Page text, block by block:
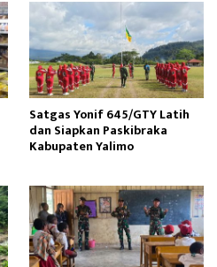
Satgas Yonif 645/GTY Latih
dan Siapkan Paskibraka
Kabupaten Yalimo